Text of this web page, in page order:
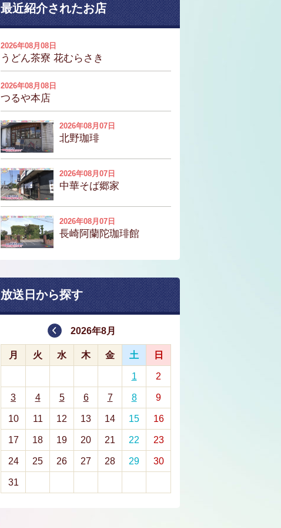
最近紹介されたお店
2026年08月08日
うどん茶寮 花むらさき
2026年08月08日
つるや本店
2026年08月07日
北野珈琲
2026年08月07日
中華そば郷家
2026年08月07日
長崎阿蘭陀珈琲館
放送日から探す
2026年8月
月 火 水 木 金 土 日
1 2
3 4 5 6 7 8 9
10 11 12 13 14 15 16
17 18 19 20 21 22 23
24 25 26 27 28 29 30
31